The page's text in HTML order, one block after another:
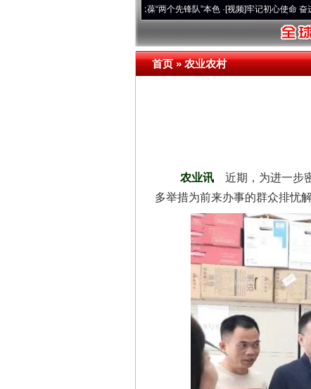
永葆“两个先锋队”本色·[视频]牢记初心使命 奋进复兴征程丨
首页»农业农村
农业讯 近期，为进一步
多举措为前来办事的群众排忧解